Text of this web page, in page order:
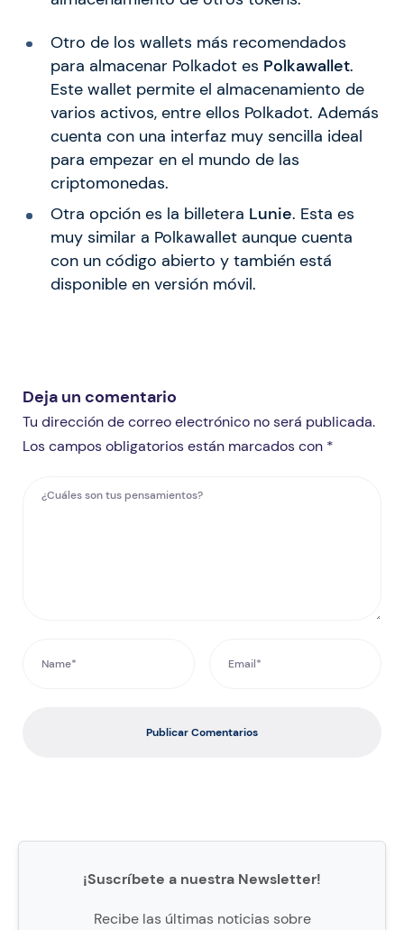
Otro de los wallets más recomendados
para almacenar Polkadot es Polkawallet.
Este wallet permite el almacenamiento de
varios activos, entre ellos Polkadot. Además
cuenta con una interfaz muy sencilla ideal
para empezar en el mundo de las
criptomonedas.
Otra opción es la billetera Lunie. Esta es
muy similar a Polkawallet aunque cuenta
con un código abierto y también está
disponible en versión móvil.
Deja un comentario
Tu dirección de correo electrónico no será publicada.
Los campos obligatorios están marcados con *
Publicar Comentarios
¡Suscríbete a nuestra Newsletter!
Recibe las últimas noticias sobre